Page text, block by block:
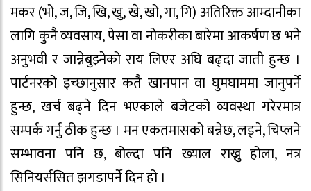
मकर (भो, ज, जि, खि, खु, खे, खो, गा, गि) अतिरिक्त आम्दानीका
लागि कुनै व्यवसाय, पेसा वा नोकरीका बारेमा आकर्षण छ भने
अनुभवी र जान्नेबुझ्नेको राय लिएर अघि बढ्दा जाती हुन्छ ।
पार्टनरको इच्छानुसार कतै खानपान वा घुमघाममा जानुपर्ने
हुन्छ, खर्च बढ्ने दिन भएकाले बजेटको व्यवस्था गरेरमात्र
सम्पर्क गर्नु ठीक हुन्छ । मन एकतमासको बन्नेछ, लड्ने, चिप्लने
सम्भावना पनि छ, बोल्दा पनि ख्याल राख्नु होला, नत्र
सिनियर्ससित झगडापर्ने दिन हो ।